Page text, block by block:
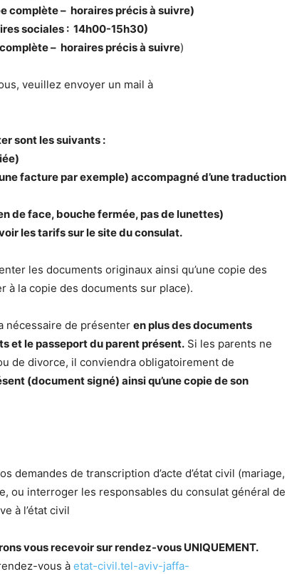
complète – horaires précis à suivre)
sociales : 14h00-15h30)
– horaires précis à suivre)
veuillez envoyer un mail à
sont les suivants :
facture par exemple) accompagné d’une traduction
de face, bouche fermée, pas de lunettes)
les tarifs sur le site du consulat.
les documents originaux ainsi qu’une copie des
à la copie des documents sur place).
nécessaire de présenter en plus des documents
et le passeport du parent présent. Si les parents ne
de divorce, il conviendra obligatoirement de
(document signé) ainsi qu’une copie de son
demandes de transcription d’acte d’état civil (mariage,
ou interroger les responsables du consulat général de
à l’état civil
vous recevoir sur rendez-vous UNIQUEMENT.
vous à etat-civil.tel-aviv-jaffa-